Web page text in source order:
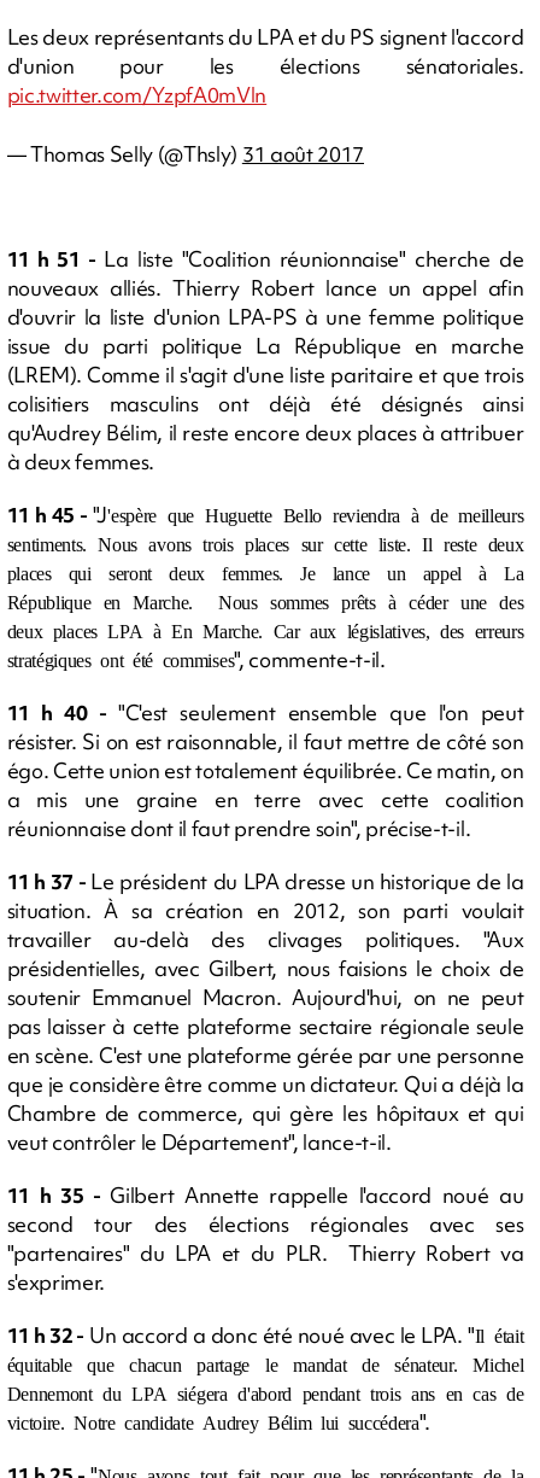
Les deux représentants du LPA et du PS signent l'accord
d'union pour les élections sénatoriales.
pic.twitter.com/YzpfA0mVln
— Thomas Selly (@Thsly) 31 août 2017
11 h 51 - La liste "Coalition réunionnaise" cherche de
nouveaux alliés. Thierry Robert lance un appel afin
d'ouvrir la liste d'union LPA-PS à une femme politique
issue du parti politique La République en marche
(LREM). Comme il s'agit d'une liste paritaire et que trois
colisitiers masculins ont déjà été désignés ainsi
qu'Audrey Bélim, il reste encore deux places à attribuer
à deux femmes.
11 h 45 - "J'espère que Huguette Bello reviendra à de meilleurs
sentiments. Nous avons trois places sur cette liste. Il reste deux
places qui seront deux femmes. Je lance un appel à La
République en Marche. Nous sommes prêts à céder une des
deux places LPA à En Marche. Car aux législatives, des erreurs
stratégiques ont été commises", commente-t-il.
11 h 40 - "C'est seulement ensemble que l'on peut
résister. Si on est raisonnable, il faut mettre de côté son
égo. Cette union est totalement équilibrée. Ce matin, on
a mis une graine en terre avec cette coalition
réunionnaise dont il faut prendre soin", précise-t-il.
11 h 37 - Le président du LPA dresse un historique de la
situation. À sa création en 2012, son parti voulait
travailler au-delà des clivages politiques. "Aux
présidentielles, avec Gilbert, nous faisions le choix de
soutenir Emmanuel Macron. Aujourd'hui, on ne peut
pas laisser à cette plateforme sectaire régionale seule
en scène. C'est une plateforme gérée par une personne
que je considère être comme un dictateur. Qui a déjà la
Chambre de commerce, qui gère les hôpitaux et qui
veut contrôler le Département", lance-t-il.
11 h 35 -Gilbert Annette rappelle l'accord noué au
second tour des élections régionales avec ses
"partenaires" du LPA et du PLR. Thierry Robert va
s'exprimer.
11 h 32 - Un accord a donc été noué avec le LPA. "Il était
équitable que chacun partage le mandat de sénateur. Michel
Dennemont du LPA siégera d'abord pendant trois ans en cas de
victoire. Notre candidate Audrey Bélim lui succédera".